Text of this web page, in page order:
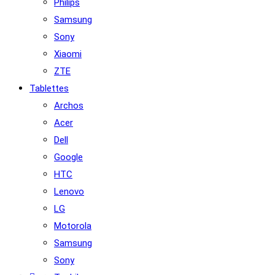
Philips
Samsung
Sony
Xiaomi
ZTE
Tablettes
Archos
Acer
Dell
Google
HTC
Lenovo
LG
Motorola
Samsung
Sony